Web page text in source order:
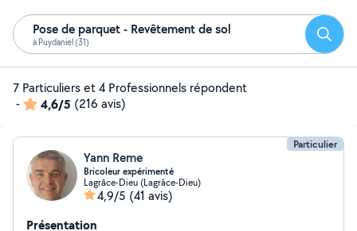
Pose de parquet - Revêtement de sol
à Puydaniel (31)
7 Particuliers et 4 Professionnels répondent
-
4,6/5 (216 avis)
Particulier
Yann Reme
Bricoleur expérimenté
Lagrâce-Dieu (Lagrâce-Dieu)
4,9/5 (41 avis)
Présentation